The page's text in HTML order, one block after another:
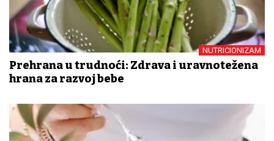
NUTRICIONIZAM
Prehrana u trudnoći: Zdrava i uravnotežena
hrana za razvoj bebe